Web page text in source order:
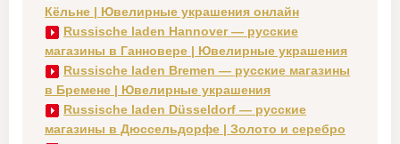
Кёльне | Ювелирные украшения онлайн
Russische laden Hannover — русские
магазины в Ганновере | Ювелирные украшения
Russische laden Bremen — русские магазины
в Бремене | Ювелирные украшения
Russische laden Düsseldorf — русские
магазины в Дюссельдорфе | Золото и серебро